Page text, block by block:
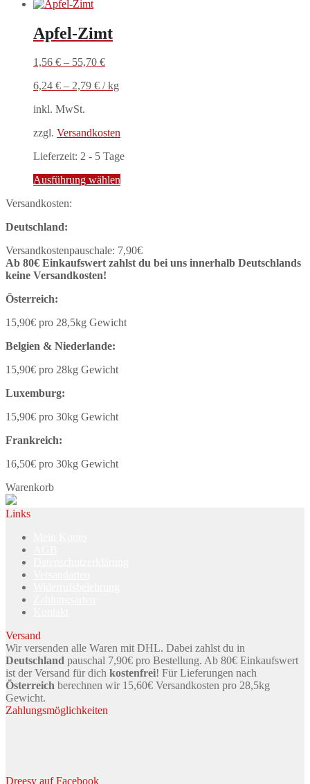
gewählt
werden
Apfel-Zimt
1,56 € – 55,70 €
6,24 € – 2,79 € /kg
inkl. MwSt.
zzgl. Versandkosten
Lieferzeit: 2 - 5 Tage
Ausführung wählen
Die
Optionen
Produktseite
gewählt
Versandkosten:
Deutschland:
Versandkostenpauschale: 7,90€
Ab 80€ Einkaufswert zahlst du bei uns innerhalb Deutschlands
keine Versandkosten!
Österreich:
15,90€ pro 28,5kg Gewicht
Belgien & Niederlande:
15,90€ pro 28kg Gewicht
Luxemburg:
15,90€ pro 30kg Gewicht
Frankreich:
16,50€ pro 30kg Gewicht
Warenkorb
Links
Versand
Wir versenden alle Waren mit DHL. Dabei zahlst du in
Deutschland pauschal 7,90€ pro Bestellung. Ab 80€ Einkaufswert
ist der Versand für dich kostenfrei! Für Lieferungen nach
Österreich berechnen wir 15,60€ Versandkosten pro 28,5kg
Gewicht.
Zahlungsmöglichkeiten
Dreesy auf Facebook